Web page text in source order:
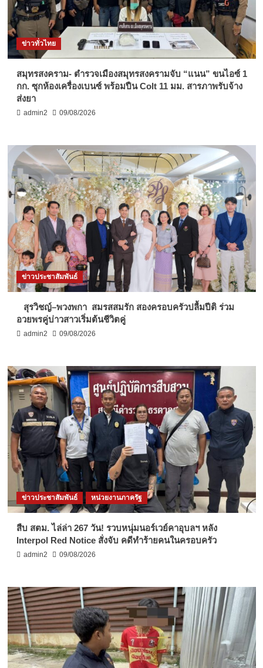
ข่าวทั่วไทย
สมุทรสงคราม- ตำรวจเมืองสมุทรสงครามจับ “แนน” ขนไอซ์ 1
กก. ซุกห้องเครื่องเบนซ์ พร้อมปืน Colt 11 มม. สารภาพรับจ้าง
ส่งยา
admin2 09/08/2026
ข่าวประชาสัมพันธ์
สุรวิชญ์–พวงพกา สมรสสมรัก สองครอบครัวปลื้มปีติ ร่วม
อวยพรคู่บ่าวสาวเริ่มต้นชีวิตคู่
admin2 09/08/2026
ข่าวประชาสัมพันธ์ หน่วยงานภาครัฐ
สืบ สตม. ไล่ล่า 267 วัน! รวบหนุ่มนอร์เวย์คาอุบลฯ หลัง
Interpol Red Notice สั่งจับ คดีทำร้ายคนในครอบครัว
admin2 09/08/2026